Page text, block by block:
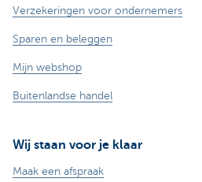
Verzekeringen voor ondernemers
Sparen en beleggen
Mijn webshop
Buitenlandse handel
Wij staan voor je klaar
Maak een afspraak